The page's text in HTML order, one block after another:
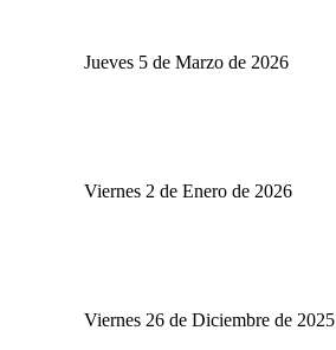
Jueves 5 de Marzo de 2026
Viernes 2 de Enero de 2026
Viernes 26 de Diciembre de 2025